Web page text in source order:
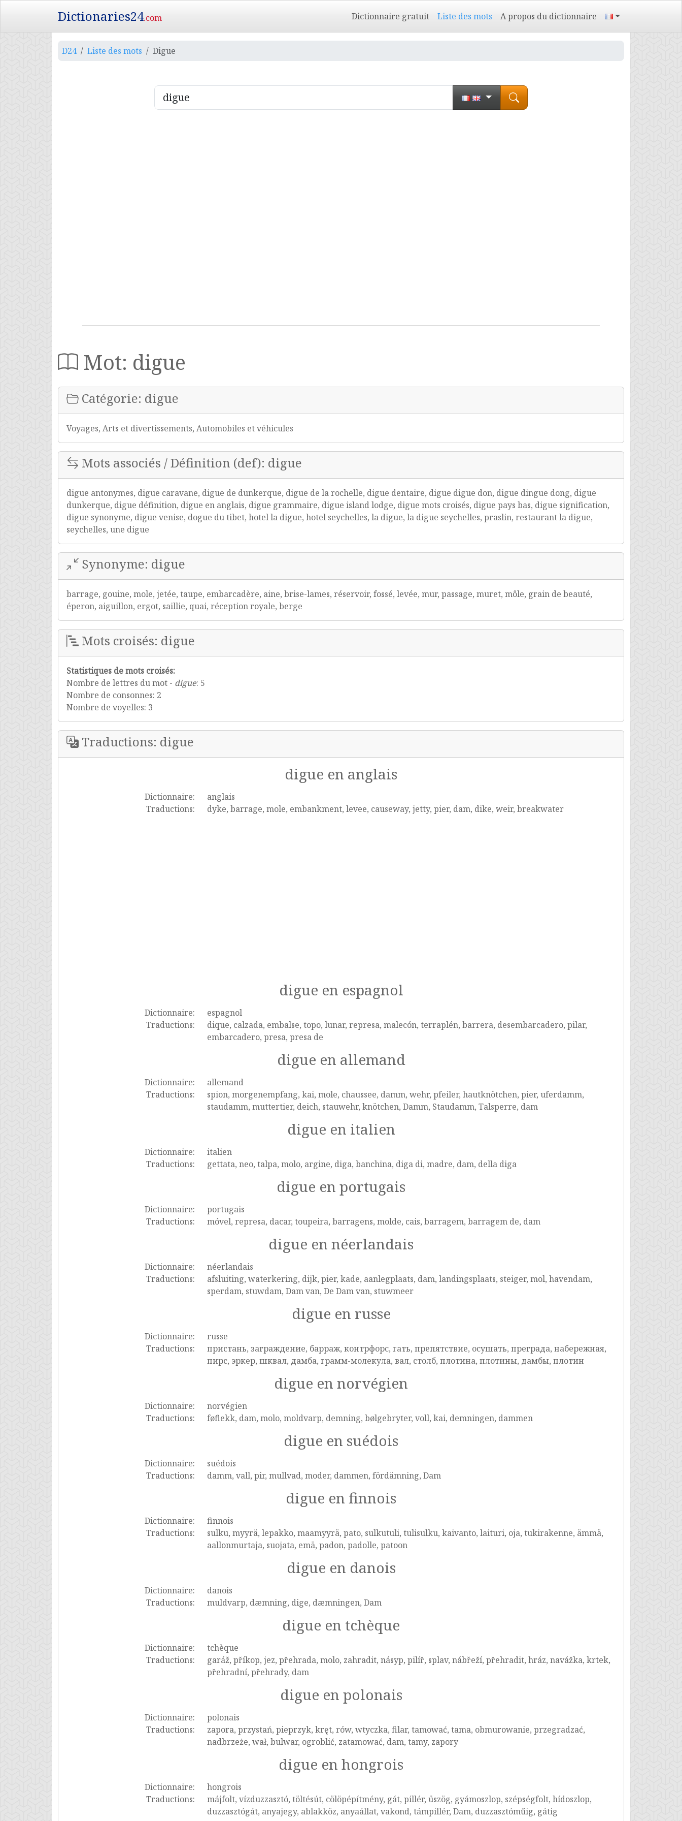
Dictionaries24.com Dictionnaire gratuit Liste des mots A propos du dictionnaire
D24 Liste des mots Digue
Mot: digue
Catégorie: digue
Voyages, Arts et divertissements, Automobiles et véhicules
Mots associés / Définition (def): digue
digue antonymes, digue caravane, digue de dunkerque, digue de la rochelle, digue dentaire, digue digue don, digue dingue dong, digue
dunkerque, digue définition, digue en anglais, digue grammaire, digue island lodge, digue mots croisés, digue pays bas, digue signification,
digue synonyme, digue venise, dogue du tibet, hotel la digue, hotel seychelles, la digue, la digue seychelles, praslin, restaurant la digue,
seychelles, une digue
Synonyme: digue
barrage, gouine, mole, jetée, taupe, embarcadère, aine, brise-lames, réservoir, fossé, levée, mur, passage, muret, môle, grain de beauté,
éperon, aiguillon, ergot, saillie, quai, réception royale, berge
Mots croisés: digue
Statistiques de mots croisés:
Nombre de lettres du mot - digue: 5
Nombre de consonnes: 2
Nombre de voyelles: 3
Traductions: digue
digue en anglais
Dictionnaire:
anglais
Traductions:
dyke, barrage, mole, embankment, levee, causeway, jetty, pier, dam, dike, weir, breakwater
digue en espagnol
Dictionnaire:
espagnol
Traductions:
dique, calzada, embalse, topo, lunar, represa, malecón, terraplén, barrera, desembarcadero, pilar,
embarcadero, presa, presa de
digue en allemand
Dictionnaire:
allemand
Traductions:
spion, morgenempfang, kai, mole, chaussee, damm, wehr, pfeiler, hautknötchen, pier, uferdamm,
staudamm, muttertier, deich, stauwehr, knötchen, Damm, Staudamm, Talsperre, dam
digue en italien
Dictionnaire:
italien
Traductions:
gettata, neo, talpa, molo, argine, diga, banchina, diga di, madre, dam, della diga
digue en portugais
Dictionnaire:
portugais
Traductions:
móvel, represa, dacar, toupeira, barragens, molde, cais, barragem, barragem de, dam
digue en néerlandais
Dictionnaire:
néerlandais
Traductions:
afsluiting, waterkering, dijk, pier, kade, aanlegplaats, dam, landingsplaats, steiger, mol, havendam,
sperdam, stuwdam, Dam van, De Dam van, stuwmeer
digue en russe
Dictionnaire:
russe
Traductions:
пристань, заграждение, барраж, контрфорс, гать, препятствие, осушать, преграда, набережная,
пирс, эркер, шквал, дамба, грамм-молекула, вал, столб, плотина, плотины, дамбы, плотин
digue en norvégien
Dictionnaire:
norvégien
Traductions:
føflekk, dam, molo, moldvarp, demning, bølgebryter, voll, kai, demningen, dammen
digue en suédois
Dictionnaire:
suédois
Traductions:
damm, vall, pir, mullvad, moder, dammen, fördämning, Dam
digue en finnois
Dictionnaire:
finnois
Traductions:
sulku, myyrä, lepakko, maamyyrä, pato, sulkutuli, tulisulku, kaivanto, laituri, oja, tukirakenne, ämmä,
aallonmurtaja, suojata, emä, padon, padolle, patoon
digue en danois
Dictionnaire:
danois
Traductions:
muldvarp, dæmning, dige, dæmningen, Dam
digue en tchèque
Dictionnaire:
tchèque
Traductions:
garáž, příkop, jez, přehrada, molo, zahradit, násyp, pilíř, splav, nábřeží, přehradit, hráz, navážka, krtek,
přehradní, přehrady, dam
digue en polonais
Dictionnaire:
polonais
Traductions:
zapora, przystań, pieprzyk, kręt, rów, wtyczka, filar, tamować, tama, obmurowanie, przegradzać,
nadbrzeże, wał, bulwar, ogroblić, zatamować, dam, tamy, zapory
digue en hongrois
Dictionnaire:
hongrois
Traductions:
májfolt, vízduzzasztó, töltésút, cölöpépítmény, gát, pillér, üszög, gyámoszlop, szépségfolt, hídoszlop,
duzzasztógát, anyajegy, ablakköz, anyaállat, vakond, támpillér, Dam, duzzasztóműig, gátig